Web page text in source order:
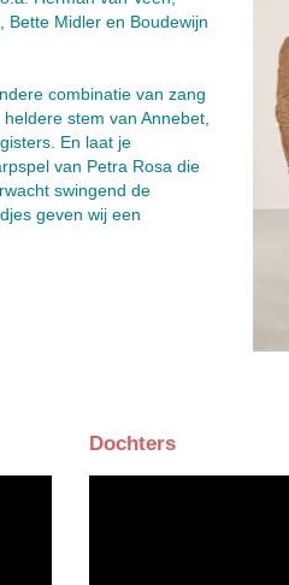
Bette Midler en Boudewijn
combinatie van zang
stem van Annebet,
En laat je
van Petra Rosa die
swingend de
geven wij een
Dochters